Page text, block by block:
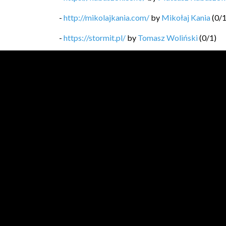
- http://mikolajkania.com/ by Mikołaj Kania(0/1
- https://stormit.pl/ by Tomasz Woliński(0/1)